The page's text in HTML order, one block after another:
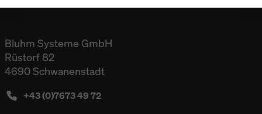
Bluhm Systeme GmbH
Rüstorf 82
4690 Schwanenstadt
+43 (0)7673 49 72